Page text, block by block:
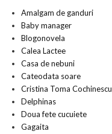
Amalgam de ganduri
Baby manager
Blogonovela
Calea Lactee
Casa de nebuni
Cateodata soare
Cristina Toma Cochinescu
Delphinas
Doua fete cucuiete
Gagaita